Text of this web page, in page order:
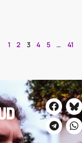
1 2 3 4 5 … 41